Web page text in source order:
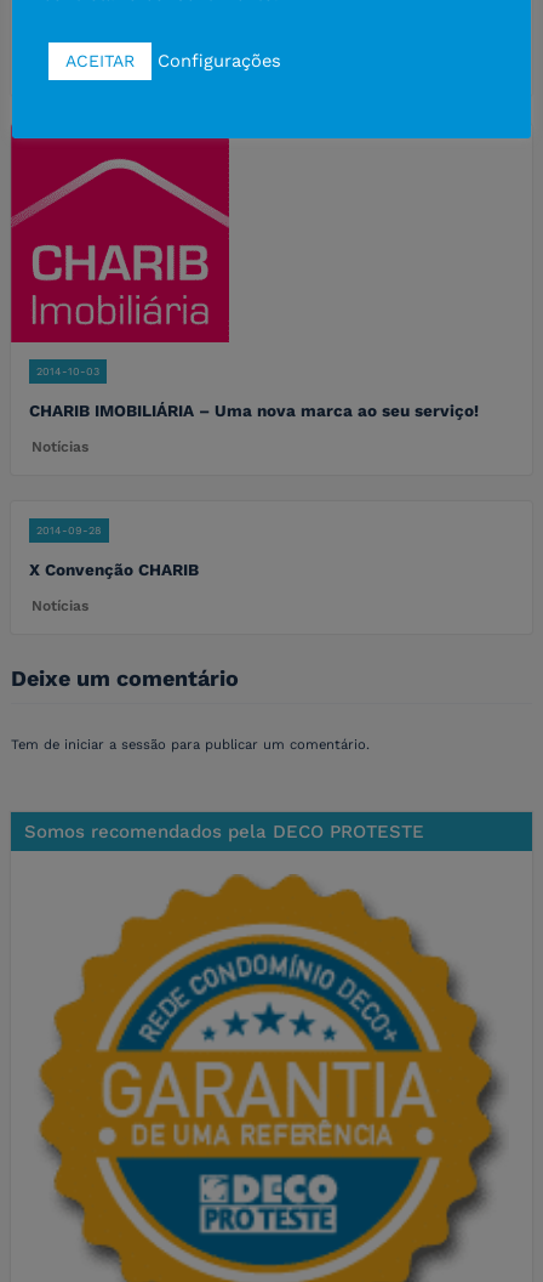
Notícias
2014-10-03
CHARIB IMOBILIÁRIA – Uma nova marca ao seu serviço!
Notícias
2014-09-28
X Convenção CHARIB
Notícias
Deixe um comentário
Tem de iniciar a sessão para publicar um comentário.
Somos recomendados pela DECO PROTESTE
ACEITAR Configurações